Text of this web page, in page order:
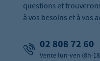
questions et
à vos besoins et à vos
02 808 72 60
Vente lun-ven (8h-